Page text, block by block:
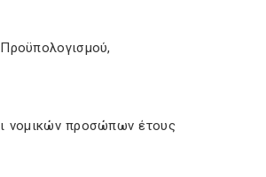
νομικών προσώπων έτους